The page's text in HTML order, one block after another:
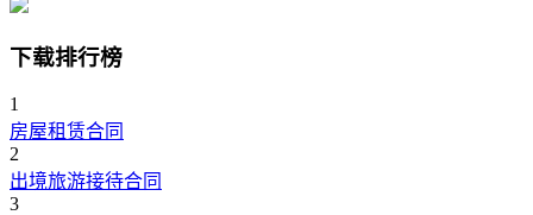
下载排行榜
1
房屋租赁合同
2
出境旅游接待合同
3